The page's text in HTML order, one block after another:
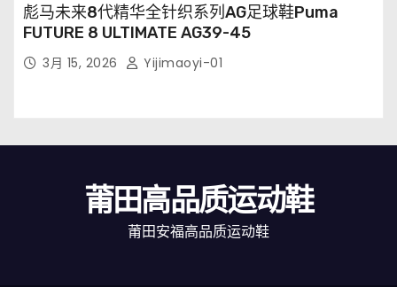
彪马未来8代精华全针织系列AG足球鞋Puma
FUTURE 8 ULTIMATE AG39-45
3月 15, 2026 Yijimaoyi-01
莆田高品质运动鞋
莆田安福高品质运动鞋